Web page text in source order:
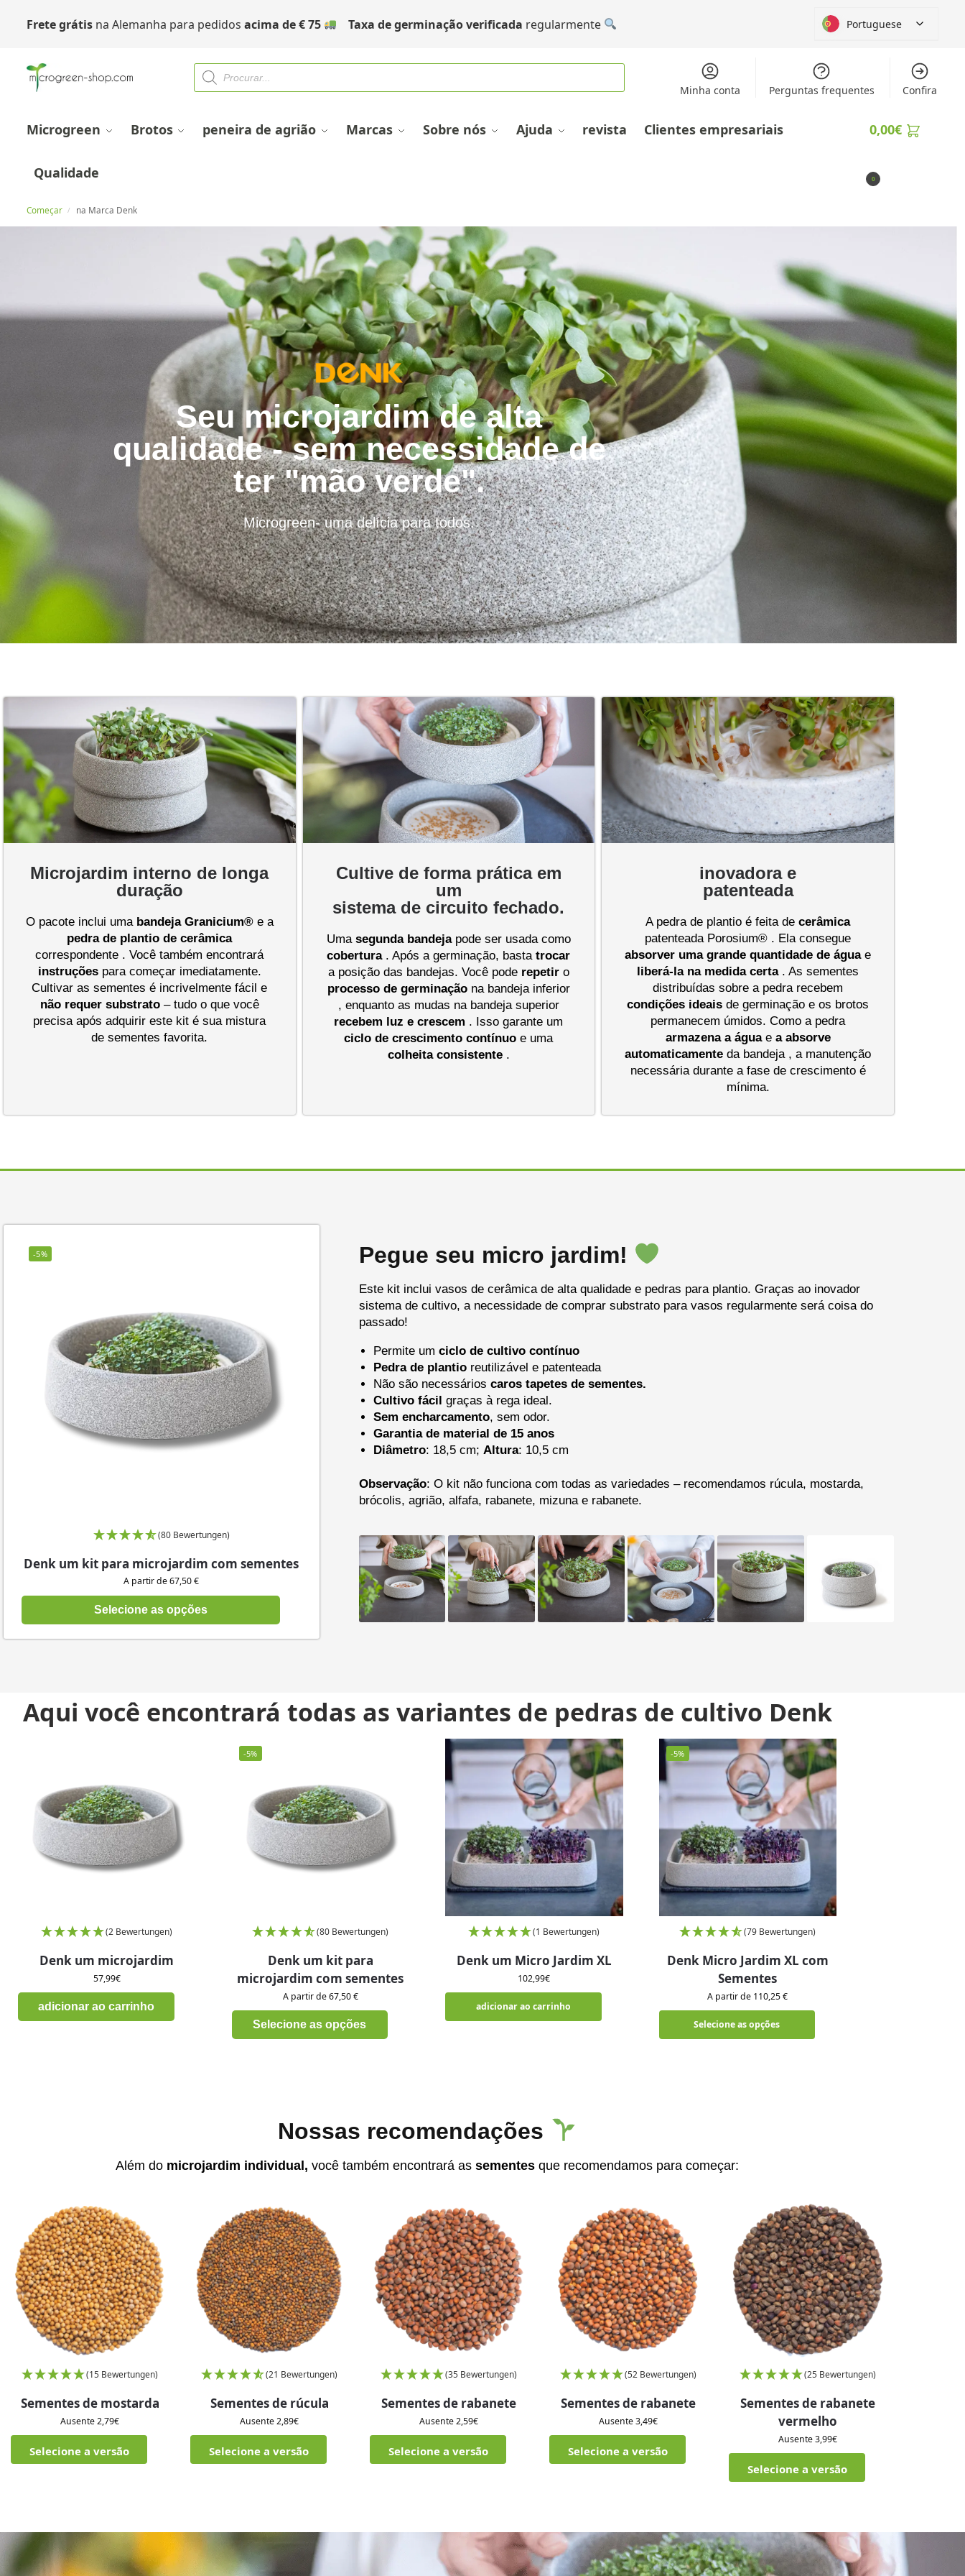
Frete grátisna Alemanha para pedidos acima de€75 Taxa de germinação verificada regularmente Portuguese
Minha conta Perguntas frequentes Confira
Microgreen Brotos peneira de agrião Marcas Sobre nós Ajuda revista Clientes empresariais
Qualidade
0,00€
0
Começar / na Marca Denk
Seu microjardim de alta
qualidade - sem necessidade de
ter "mão verde".
Microgreen- uma delícia para todos.
Microjardim interno de longa
duração
O pacote inclui uma bandeja Granicium®e a
pedra de plantio de cerâmica
correspondente . Você também encontrará
instruçõespara começar imediatamente.
Cultivar as sementes é incrivelmente fácil e
não requer substrato– tudo o que você
precisa após adquirir este kit é sua mistura
de sementes favorita.
Cultive de forma prática em
um
sistema de circuito fechado.
Uma segunda bandejapode ser usada como
cobertura . Após a germinação, bastatrocar
a posição das bandejas. Você pode repetiro
processo de germinaçãona bandeja inferior
, enquanto as mudas na bandeja superior
recebem luz e crescem . Isso garante um
ciclo de crescimento contínuo e uma
colheita consistente.
inovadora e
patenteada
A pedra de plantio é feita decerâmica
patenteada Porosium® . Ela consegue
absorver uma grande quantidade de águae
liberá-la na medida certa. As sementes
distribuídas sobre a pedra recebem
condições ideais de germinação e os brotos
permanecem úmidos. Como a pedra
armazena a águae a absorve
automaticamente da bandeja , a manutenção
necessária durante a fase de crescimento é
mínima.
-5%
(80 Bewertungen)
Denk um kit para microjardim com sementes
A partir de 67,50 €
Selecione as opções
Pegue seu micro jardim!
Este kit inclui vasos de cerâmica de alta qualidade e pedras para plantio. Graças ao inovador
sistema de cultivo, a necessidade de comprar substrato para vasos regularmente será coisa do
passado!
Permite um ciclo de cultivo contínuo
Pedra de plantioreutilizável e patenteada
Não são necessários caros tapetes de sementes.
Cultivo fácil graças à rega ideal.
Sem encharcamento, sem odor.
Garantia de material de 15 anos
Diâmetro: 18,5 cm; Altura: 10,5 cm
Observação: O kit não funciona com todas as variedades – recomendamos rúcula, mostarda,
brócolis, agrião, alfafa, rabanete, mizuna e rabanete.
Aqui você encontrará todas as variantes de pedras de cultivo Denk
(2 Bewertungen)
Denk um microjardim
57,99€
adicionar ao carrinho
-5%
(80 Bewertungen)
Denk um kit para
microjardim com sementes
A partir de 67,50 €
Selecione as opções
(1 Bewertungen)
Denk um Micro Jardim XL
102,99€
adicionar ao carrinho
-5%
(79 Bewertungen)
Denk Micro Jardim XL com
Sementes
A partir de 110,25 €
Selecione as opções
Nossas recomendações
Além do microjardim individual, você também encontrará as sementes que recomendamos para começar:
(15 Bewertungen)
Sementes de mostarda
Ausente2,79€
Selecione a versão
(21 Bewertungen)
Sementes de rúcula
Ausente2,89€
Selecione a versão
(35 Bewertungen)
Sementes de rabanete
Ausente2,59€
Selecione a versão
(52 Bewertungen)
Sementes de rabanete
Ausente3,49€
Selecione a versão
(25 Bewertungen)
Sementes de rabanete
vermelho
Ausente3,99€
Selecione a versão